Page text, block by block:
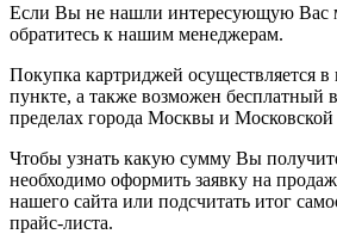
Если Вы не нашли интересующую Вас
обратитесь к нашим менеджерам.
Покупка картриджей осуществляется
пункте, а также возможен бесплатный
пределах города Москвы и Московской
Чтобы узнать какую сумму Вы
необходимо оформить заявку на
нашего сайта или подсчитать итог
прайс-листа.